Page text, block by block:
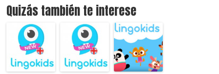
Quizás también te interese